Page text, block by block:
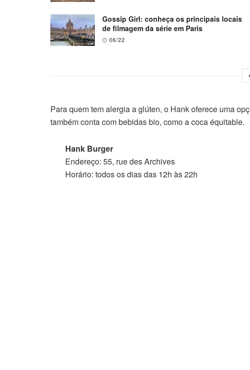
Gossip Girl: conheça os principais locais
de filmagem da série em Paris
06/22
Para quem tem alergia a glúten, o Hank oferece uma
também conta com bebidas bio, como a coca équitable.
Hank Burger
Endereço: 55, rue des Archives
Horário: todos os dias das 12h às 22h